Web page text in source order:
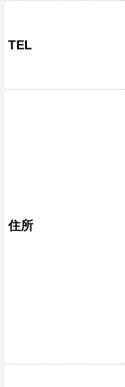
TEL
住所